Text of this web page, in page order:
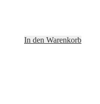
In den Warenkorb